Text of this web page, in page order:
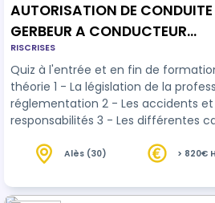
AUTORISATION DE
GERBEUR A CONDUCTEUR
ACCOMPAGNANT
RISCRISES
Quiz à l'entrée et en fin de formation
théorie 1 - La législation de la profession et
réglementation 2 - Les accidents et
responsabilités 3 - Les différentes
à conducteur accompagnant 5 -
Alès (30) > 820€